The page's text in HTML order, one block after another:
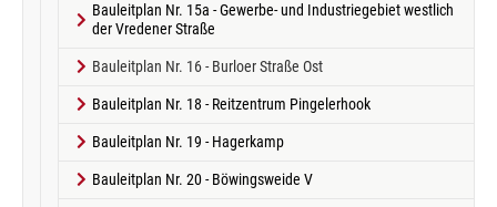
Bauleitplan Nr. 15a - Gewerbe- und Industriegebiet westlich
der Vredener Straße
Bauleitplan Nr. 16 - Burloer Straße Ost(current)
Bauleitplan Nr. 18 - Reitzentrum Pingelerhook
Bauleitplan Nr. 19 - Hagerkamp
Bauleitplan Nr. 20 - Böwingsweide V